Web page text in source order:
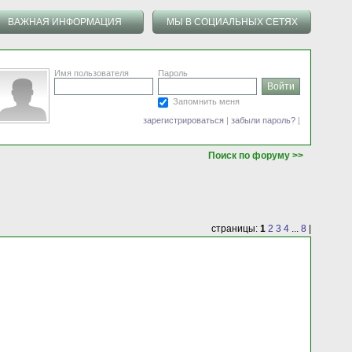
ВАЖНАЯ ИНФОРМАЦИЯ МЫ В СОЦИАЛЬНЫХ СЕТЯХ
Имя пользователя Пароль
Запомнить меня
зарегистрироваться | забыли пароль? |
Поиск по форуму >>
страницы: 1 2 3 4 ... 8